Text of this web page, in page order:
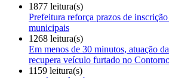
1877 leitura(s)
Prefeitura reforça prazos de
municipais
1268 leitura(s)
Em menos de 30 minutos, atuação
recupera veículo furtado no
1159 leitura(s)